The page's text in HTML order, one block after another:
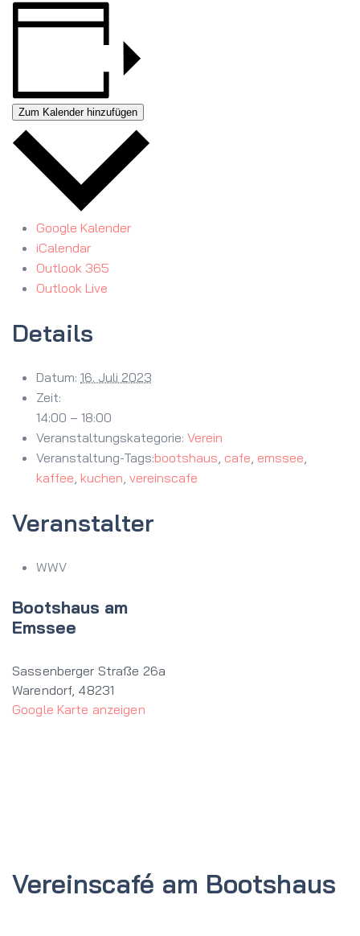
Zum Kalender hinzufügen
Google Kalender
iCalendar
Outlook 365
Outlook Live
Details
Datum: 16. Juli 2023
Zeit:
14:00 – 18:00
Veranstaltungskategorie: Verein
Veranstaltung-Tags:bootshaus, cafe, emssee,
kaffee, kuchen, vereinscafe
Veranstalter
WWV
Bootshaus am
Emssee
Sassenberger Straße 26a
Warendorf, 48231
Google Karte anzeigen
Vereinscafé am Bootshaus